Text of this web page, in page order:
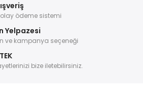
ödeme sistemi
Yelpazesi
ve kampanya seçeneği
bize iletebilirsiniz.